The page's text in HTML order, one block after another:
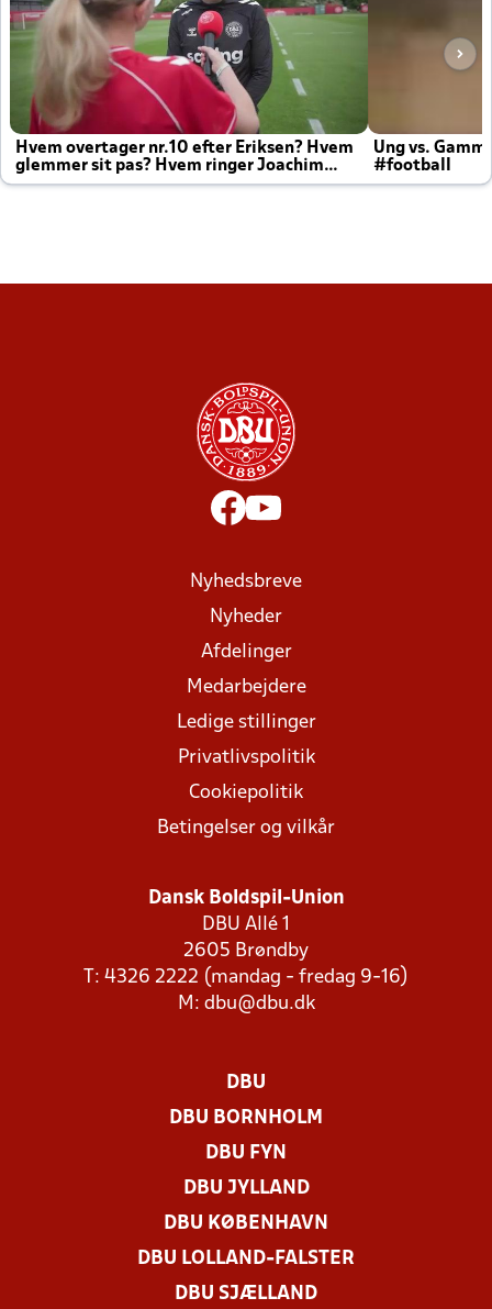
Hvem overtager nr.10 efter Eriksen? Hvem
glemmer sit pas? Hvem ringer Joachim
altid til efter kampe?
Ung vs.
#football
Nyhedsbreve
Nyheder
Afdelinger
Medarbejdere
Ledige stillinger
Privatlivspolitik
Cookiepolitik
Betingelser og vilkår
Dansk Boldspil-Union
DBU Allé 1
2605 Brøndby
T: 4326 2222 (mandag - fredag 9-16)
M: dbu@dbu.dk
DBU
DBU BORNHOLM
DBU FYN
DBU JYLLAND
DBU KØBENHAVN
DBU LOLLAND-FALSTER
DBU SJÆLLAND